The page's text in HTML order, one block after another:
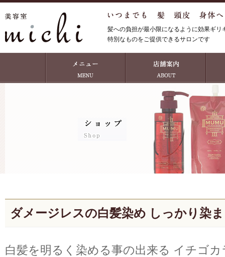
髪への負担が最小限になるように効果ギ
特別なものをご提供できるサロンです
ダメージレスの白髪染め しっかり染
白髪を明るく染める事の出来る イチゴカ